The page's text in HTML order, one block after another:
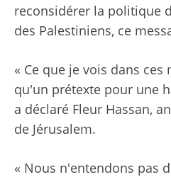
reconsidérer la politique
des Palestiniens, ce
« Ce que je vois dans
qu'un prétexte pour une
a déclaré Fleur Hassan,
de Jérusalem.
« Nous n'entendons pas